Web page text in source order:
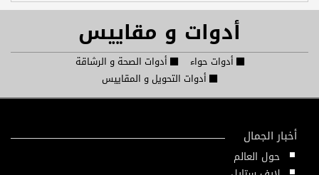
أدوات و مقاييس
أدوات حواء
أدوات الصحة و الرشاقة
أدوات التحويل و المقاييس
أخبار الجمال
حول العالم